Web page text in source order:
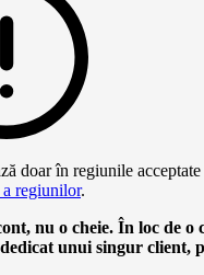
doar în regiunile
regiunilor.
nu o cheie. În loc de o
unui singur client,